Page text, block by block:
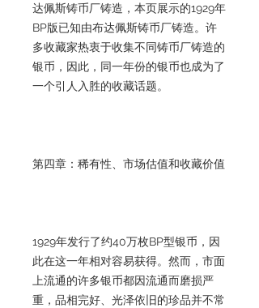
达佩斯铸币厂铸造，本页展示的1929年
BP版已知由布达佩斯铸币厂铸造。许
多收藏家热衷于收集不同铸币厂铸造的
银币，因此，同一年份的银币也成为了
一个引人入胜的收藏话题。
第四章：稀有性、市场估值和收藏价值
1929年发行了约40万枚BP型银币，因
此在这一年相对容易获得。然而，市面
上流通的许多银币都因流通而磨损严
重，品相完好、光泽依旧的珍品并不常